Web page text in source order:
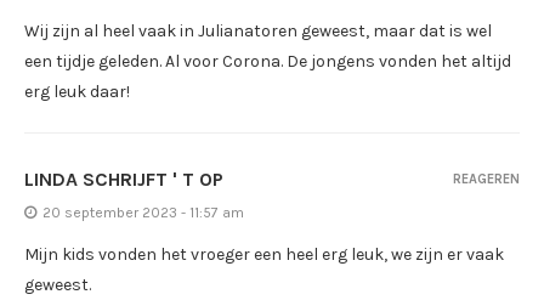
Wij zijn al heel vaak in Julianatoren geweest, maar dat is wel
een tijdje geleden. Al voor Corona. De jongens vonden het altijd
erg leuk daar!
LINDA SCHRIJFT ' T OP
20 september 2023 - 11:57 am
Mijn kids vonden het vroeger een heel erg leuk, we zijn er vaak
geweest.
REAGEREN